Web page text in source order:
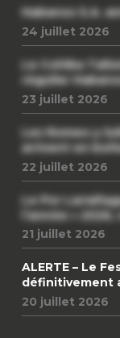
Habanos S.A.
24 juillet 2026
Le Cohiba
régulier
23 juillet 2026
Les Romeo y
arrivent en
22 juillet 2026
Le Por
l’année »
21 juillet 2026
ALERTE – Le
définitivement
20 juillet 2026